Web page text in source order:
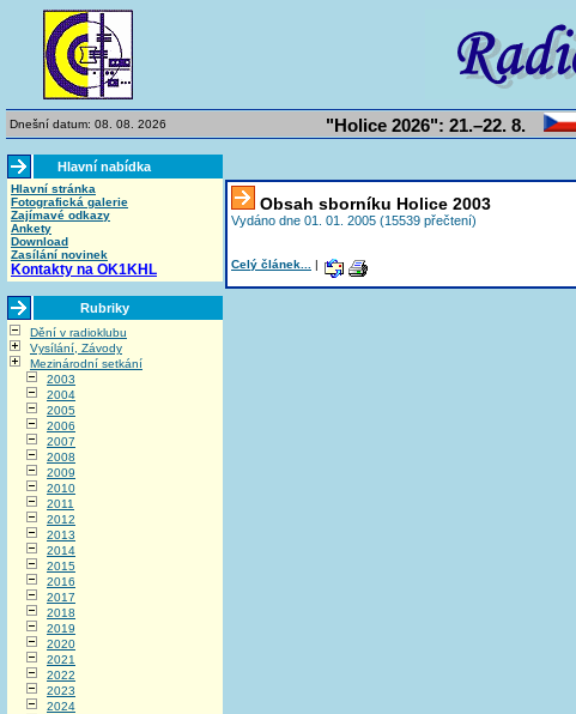
Dnešní datum: 08. 08. 2026 "Holice 2026": 21.–22. 8.
Hlavní nabídka
Hlavní stránka
Fotografická galerie
Zajímavé odkazy
Ankety
Download
Zasílání novinek
Kontakty na OK1KHL
Rubriky
Dění v radioklubu
Vysílání, Závody
Mezinárodní setkání
2003
2004
2005
2006
2007
2008
2009
2010
2011
2012
2013
2014
2015
2016
2017
2018
2019
2020
2021
2022
2023
2024
Obsah sborníku Holice 2003
Vydáno dne 01. 01. 2005 (15539 přečtení)
Celý článek... |